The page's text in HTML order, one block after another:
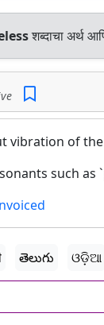
शब्दाचा अर्थ
vibration of
such as
తెలుగు ଓଡ଼ିଆ